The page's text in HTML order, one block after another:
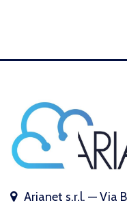
Arianet s.r.l. — Via